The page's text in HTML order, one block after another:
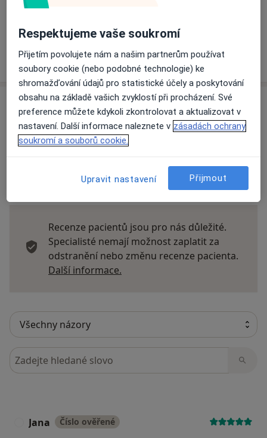
Na teto adrese lékař přijímá pacienty na pojišťovnu
Víceo adrese
Názory
Přidejte svůj názor
Recenze pacientů jsou pro nás důležité.
Specialisté nemají možnost zaplatit za
odstranění nebo změnu recenze pacienta.
Další informace.
Hledejte v názorech
Jana Číslo ověřené
Respektujeme vaše soukromí
Přijetím povolujete nám a našim partnerům používat
soubory cookie (nebo podobné technologie) ke
shromažďování údajů pro statistické účely a poskytování
obsahu na základě vašich zvyklostí při procházení. Své
preference můžete kdykoli zkontrolovat a aktualizovat v
nastavení. Další informace naleznete v zásadách ochrany
soukromí a souborů cookie.
Upravit nastavení Přijmout